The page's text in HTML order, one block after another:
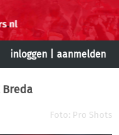
inloggen aanmelden
Breda
Foto: Pro Shots